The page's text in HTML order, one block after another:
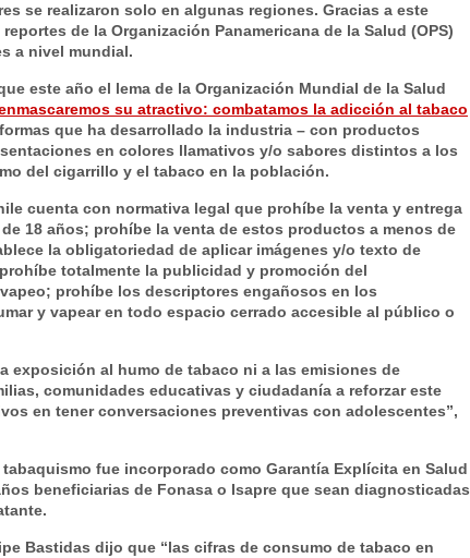
se realizaron solo en algunas regiones. Gracias a este
de la Organización Panamericana de la Salud (OPS)
a nivel mundial.
este año el lema de la Organización Mundial de la Salud
su atractivo: combatamos la adicción al tabaco
que ha desarrollado la industria – con productos
en colores llamativos y/o sabores distintos a los
del cigarrillo y el tabaco en la población.
cuenta con normativa legal que prohíbe la venta y entrega
18 años; prohíbe la venta de estos productos a menos de
la obligatoriedad de aplicar imágenes y/o texto de
totalmente la publicidad y promoción del
prohíbe los descriptores engañosos en los
y vapear en todo espacio cerrado accesible al público o
exposición al humo de tabaco ni a las emisiones de
comunidades educativas y ciudadanía a reforzar este
en tener conversaciones preventivas con adolescentes”,
fue incorporado como Garantía Explícita en Salud
beneficiarias de Fonasa o Isapre que sean diagnosticadas
Bastidas dijo que “las cifras de consumo de tabaco en